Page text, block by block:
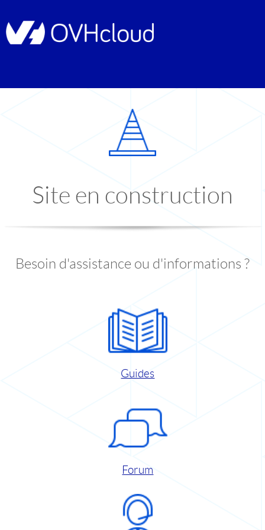
Site en construction
Besoin d'assistance ou d'informations ?
Guides
Forum